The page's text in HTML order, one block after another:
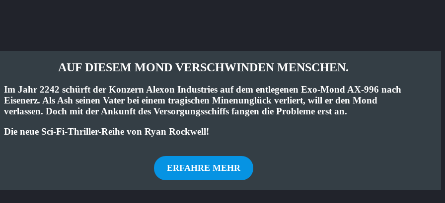
AUF DIESEM MOND VERSCHWINDEN MENSCHEN.
Im Jahr 2242 schürft der Konzern Alexon Industries auf dem entlegenen Exo-Mond AX-996 nach
Eisenerz. Als Ash seinen Vater bei einem tragischen Minenunglück verliert, will er den Mond
verlassen. Doch mit der Ankunft des Versorgungsschiffs fangen die Probleme erst an.
Die neue Sci-Fi-Thriller-Reihe von Ryan Rockwell!
ERFAHRE MEHR